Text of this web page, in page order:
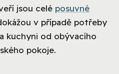
jsou celé posuvné
v případě potřeby
kuchyni od obývacího
pokoje.